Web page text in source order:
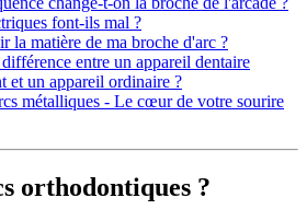
font-ils mal ?
la matière de ma broche d'arc ?
entre un appareil dentaire
et un appareil ordinaire ?
métalliques - Le cœur de votre sourire
orthodontiques ?